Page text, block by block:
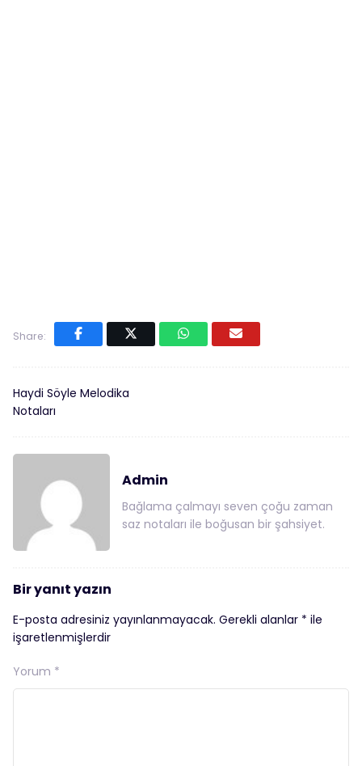
Share:
Haydi Söyle Melodika
Notaları
Admin
Bağlama çalmayı seven çoğu zaman
saz notaları ile boğusan bir şahsiyet.
Bir yanıt yazın
E-posta adresiniz yayınlanmayacak. Gerekli alanlar * ile
işaretlenmişlerdir
Yorum *